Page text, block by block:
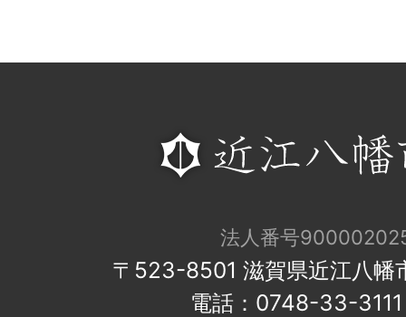
法人番号
〒523-8501 滋賀県近江八幡
電話：0748-33-